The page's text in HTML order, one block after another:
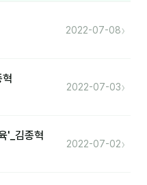
2022-07-08›
2022-07-03›
'_김종혁
2022-07-02›